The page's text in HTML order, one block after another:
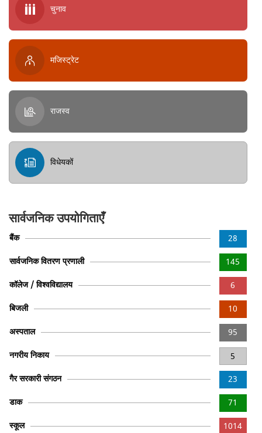
चुनाव
मजिस्ट्रेट
राजस्व
विधेयकों
सार्वजनिक उपयोगिताएँ
28
बैंक
145
सार्वजनिक वितरण प्रणाली
6
कॉलेज / विश्वविद्यालय
10
बिजली
95
अस्पताल
5
नगरीय निकाय
23
गैर सरकारी संगठन
71
डाक
1014
स्कूल